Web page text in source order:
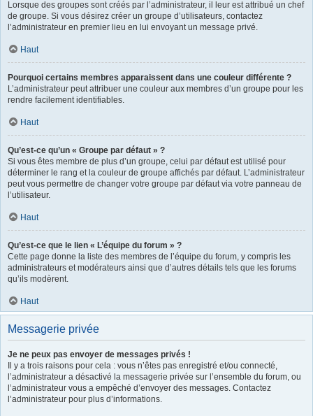
Lorsque des groupes sont créés par l’administrateur, il leur est attribué un chef
de groupe. Si vous désirez créer un groupe d’utilisateurs, contactez
l’administrateur en premier lieu en lui envoyant un message privé.
Haut
Pourquoi certains membres apparaissent dans une couleur différente ?
L’administrateur peut attribuer une couleur aux membres d’un groupe pour les
rendre facilement identifiables.
Haut
Qu’est-ce qu’un « Groupe par défaut » ?
Si vous êtes membre de plus d’un groupe, celui par défaut est utilisé pour
déterminer le rang et la couleur de groupe affichés par défaut. L’administrateur
peut vous permettre de changer votre groupe par défaut via votre panneau de
l’utilisateur.
Haut
Qu’est-ce que le lien « L’équipe du forum » ?
Cette page donne la liste des membres de l’équipe du forum, y compris les
administrateurs et modérateurs ainsi que d’autres détails tels que les forums
qu’ils modèrent.
Haut
Messagerie privée
Je ne peux pas envoyer de messages privés !
Il y a trois raisons pour cela : vous n’êtes pas enregistré et/ou connecté,
l’administrateur a désactivé la messagerie privée sur l’ensemble du forum, ou
l’administrateur vous a empêché d’envoyer des messages. Contactez
l’administrateur pour plus d’informations.